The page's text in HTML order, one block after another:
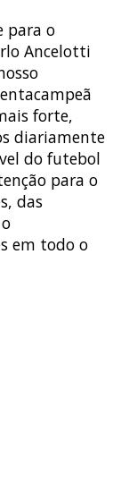
para o
Ancelotti
forte,
diariamente
do futebol
para o
das
em todo o